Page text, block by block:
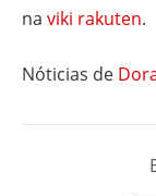
na viki rakuten.
Nóticias de